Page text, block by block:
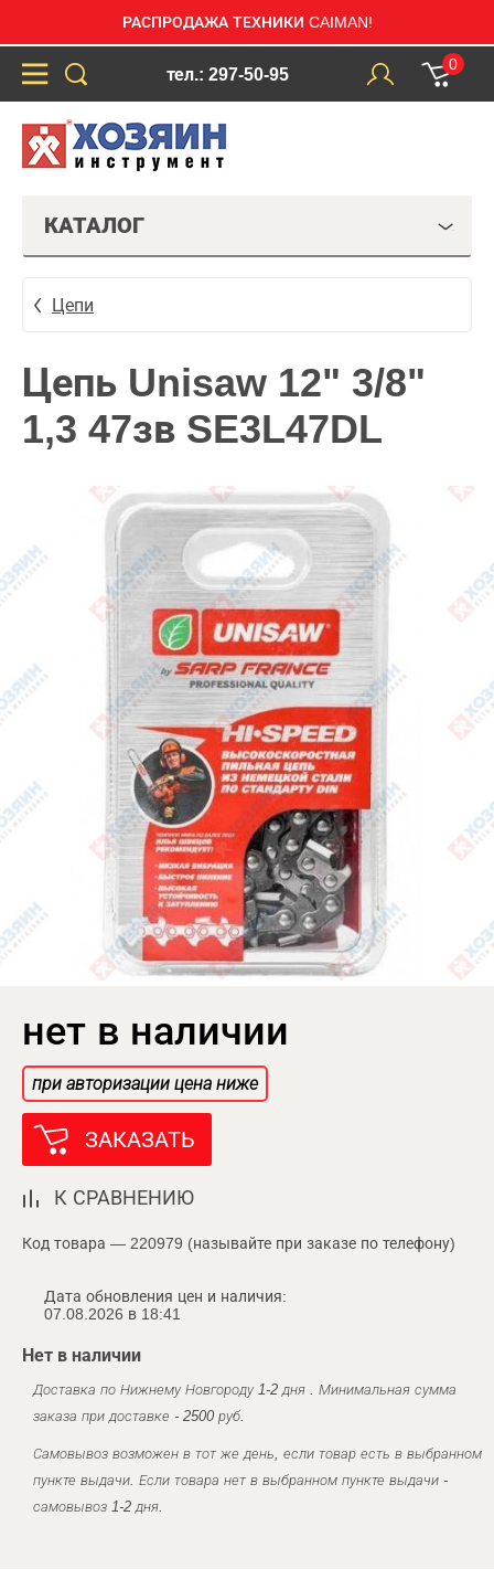
РАСПРОДАЖА ТЕХНИКИ CAIMAN!
тел.: 297-50-95
0
КАТАЛОГ
Цепи
Цепь Unisaw 12" 3/8"
1,3 47зв SE3L47DL
нет в наличии
при авторизации цена ниже
ЗАКАЗАТЬ
К СРАВНЕНИЮ
Код товара — 220979 (называйте при заказе по телефону)
Дата обновления цен и наличия:
07.08.2026 в 18:41
Нет в наличии
Доставка по Нижнему Новгороду 1-2 дня . Минимальная сумма
заказа при доставке - 2500 руб.
Самовывоз возможен в тот же день, если товар есть в выбранном
пункте выдачи. Если товара нет в выбранном пункте выдачи -
самовывоз 1-2 дня.